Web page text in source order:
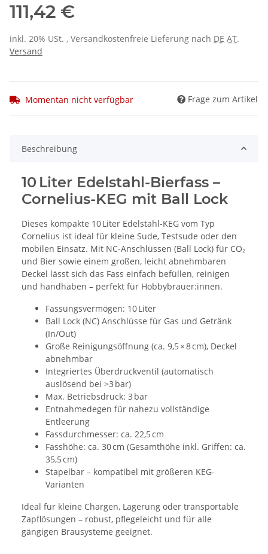
111,42 €
inkl. 20% USt. , Versandkostenfreie Lieferung nach DE AT.
Versand
Momentan nicht verfügbar Frage zum Artikel
Beschreibung
10 Liter Edelstahl-Bierfass –
Cornelius-KEG mit Ball Lock
Dieses kompakte 10 Liter Edelstahl-KEG vom Typ
Cornelius ist ideal für kleine Sude, Testsude oder den
mobilen Einsatz. Mit NC-Anschlüssen (Ball Lock) für CO₂
und Bier sowie einem großen, leicht abnehmbaren
Deckel lässt sich das Fass einfach befüllen, reinigen
und handhaben – perfekt für Hobbybrauer:innen.
Fassungsvermögen: 10 Liter
Ball Lock (NC) Anschlüsse für Gas und Getränk
(In/Out)
Große Reinigungsöffnung (ca. 9,5 × 8 cm), Deckel
abnehmbar
Integriertes Überdruckventil (automatisch
auslösend bei >3 bar)
Max. Betriebsdruck: 3 bar
Entnahmedegen für nahezu vollständige
Entleerung
Fassdurchmesser: ca. 22,5 cm
Fasshöhe: ca. 30 cm (Gesamthöhe inkl. Griffen: ca.
35,5 cm)
Stapelbar – kompatibel mit größeren KEG-
Varianten
Ideal für kleine Chargen, Lagerung oder transportable
Zapflösungen – robust, pflegeleicht und für alle
gängigen Brausysteme geeignet.